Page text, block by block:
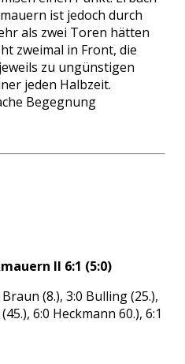
ist jedoch durch
als zwei Toren hätten
zweimal in Front, die
zu ungünstigen
jeden Halbzeit.
Begegnung
II 6:1 (5:0)
(8.), 3:0 Bulling (25.),
6:0 Heckmann 60.), 6:1